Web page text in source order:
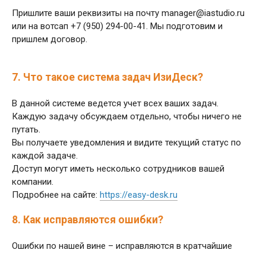
Пришлите ваши реквизиты на почту manager@iastudio.ru
или на вотсап +7 (950) 294-00-41. Мы подготовим и
пришлем договор.
7. Что такое система задач ИзиДеск?
В данной системе ведется учет всех ваших задач.
Каждую задачу обсуждаем отдельно, чтобы ничего не
путать.
Вы получаете уведомления и видите текущий статус по
каждой задаче.
Доступ могут иметь несколько сотрудников вашей
компании.
Подробнее на сайте: https://easy-desk.ru
8. Как исправляются ошибки?
Ошибки по нашей вине – исправляются в кратчайшие